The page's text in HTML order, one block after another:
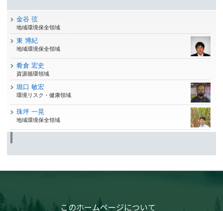
金谷 弦
地域環境保全領域
東 博紀
地域環境保全領域
肴倉 宏史
資源循環領域
堀口 敏宏
環境リスク・健康領域
珠坪 一晃
地域環境保全領域
このホームページについて